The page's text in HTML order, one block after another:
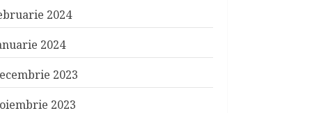
2024
2024
2023
2023